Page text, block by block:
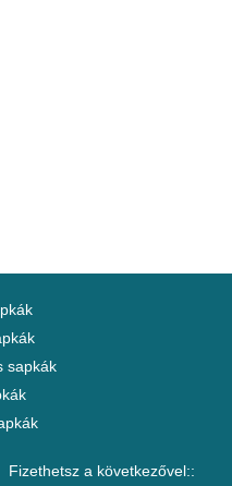
sapkák
Fizethetsz a következővel::